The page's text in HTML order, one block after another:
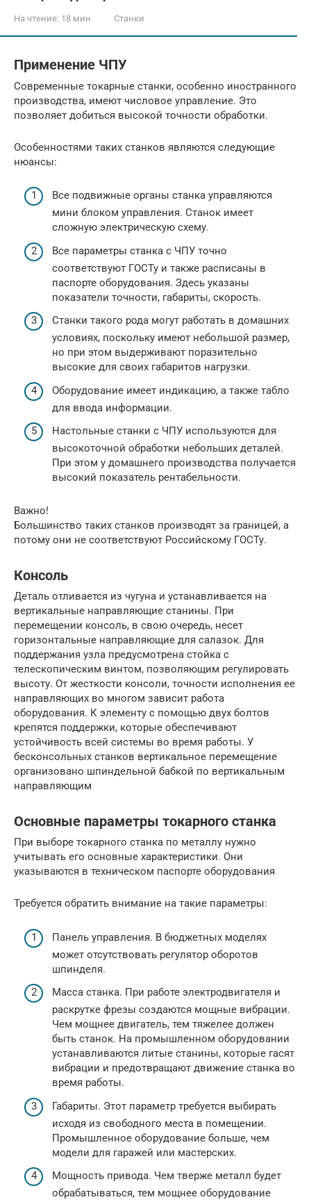
На чтение: 18 мин Станки
Применение ЧПУ
Современные токарные станки, особенно иностранного
производства, имеют числовое управление. Это
позволяет добиться высокой точности обработки.
Особенностями таких станков являются следующие
нюансы:
Все подвижные органы станка управляются
мини блоком управления. Станок имеет
сложную электрическую схему.
Все параметры станка с ЧПУ точно
соответствуют ГОСТу и также расписаны в
паспорте оборудования. Здесь указаны
показатели точности, габариты, скорость.
Станки такого рода могут работать в домашних
условиях, поскольку имеют небольшой размер,
но при этом выдерживают поразительно
высокие для своих габаритов нагрузки.
Оборудование имеет индикацию, а также табло
для ввода информации.
Настольные станки с ЧПУ используются для
высокоточной обработки небольших деталей.
При этом у домашнего производства получается
высокий показатель рентабельности.
Важно!
Большинство таких станков производят за границей, а
потому они не соответствуют Российскому ГОСТу.
Консоль
Деталь отливается из чугуна и устанавливается на
вертикальные направляющие станины. При
перемещении консоль, в свою очередь, несет
горизонтальные направляющие для салазок. Для
поддержания узла предусмотрена стойка с
телескопическим винтом, позволяющим регулировать
высоту. От жесткости консоли, точности исполнения ее
направляющих во многом зависит работа
оборудования. К элементу с помощью двух болтов
крепятся поддержки, которые обеспечивают
устойчивость всей системы во время работы. У
бесконсольных станков вертикальное перемещение
организовано шпиндельной бабкой по вертикальным
направляющим
Основные параметры токарного станка
При выборе токарного станка по металлу нужно
учитывать его основные характеристики. Они
указываются в техническом паспорте оборудования
Требуется обратить внимание на такие параметры:
Панель управления. В бюджетных моделях
может отсутствовать регулятор оборотов
шпинделя.
Масса станка. При работе электродвигателя и
раскрутке фрезы создаются мощные вибрации.
Чем мощнее двигатель, тем тяжелее должен
быть станок. На промышленном оборудовании
устанавливаются литые станины, которые гасят
вибрации и предотвращают движение станка во
время работы.
Габариты. Этот параметр требуется выбирать
исходя из свободного места в помещении.
Промышленное оборудование больше, чем
модели для гаражей или мастерских.
Мощность привода. Чем тверже металл будет
обрабатываться, тем мощнее оборудование